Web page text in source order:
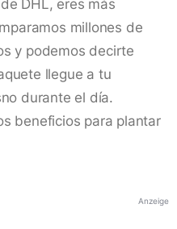
DHL, eres más
millones de
y podemos decirte
llegue a tu
durante el día.
beneficios para plantar
Anzeige